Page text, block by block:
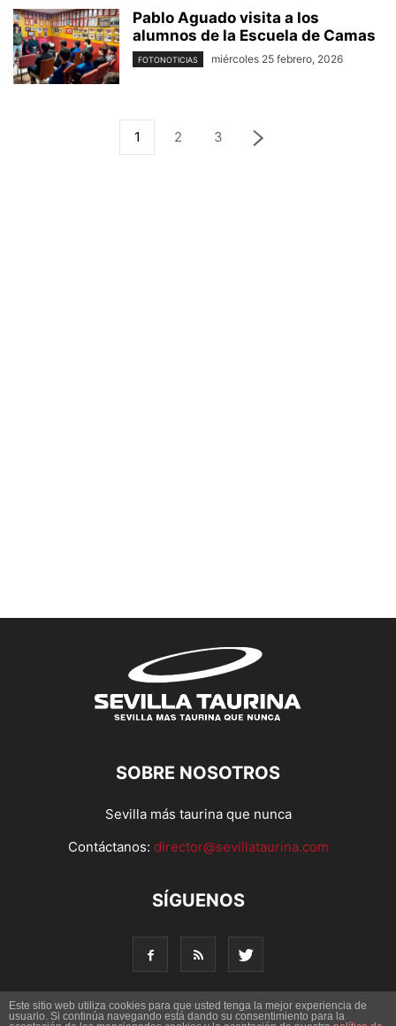
Pablo Aguado visita a los
alumnos de la Escuela de Camas
FOTONOTICIAS miércoles 25 febrero, 2026
1 2 3
SOBRE NOSOTROS
Sevilla más taurina que nunca
Contáctanos: director@sevillataurina.com
SÍGUENOS
Este sitio web utiliza cookies para que usted tenga la mejor experiencia de
usuario. Si continúa navegando está dando su consentimiento para la